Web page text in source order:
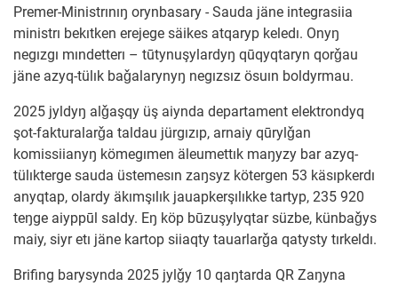
Premer-Ministrınıŋ orynbasary - Sauda jäne integrasiia
ministrı bekıtken erejege säikes atqaryp keledı. Onyŋ
negızgı mındetterı – tūtynuşylardyŋ qūqyqtaryn qorǧau
jäne azyq-tülık baǧalarynyŋ negızsız ösuın boldyrmau.
2025 jyldyŋ alǧaşqy üş aiynda departament elektrondyq
şot-fakturalarǧa taldau jürgızıp, arnaiy qūrylǧan
komissiianyŋ kömegımen äleumettık maŋyzy bar azyq-
tülıkterge sauda üstemesın zaŋsyz kötergen 53 käsıpkerdı
anyqtap, olardy äkımşılık jauapkerşılıkke tartyp, 235 920
teŋge aiyppūl saldy. Eŋ köp būzuşylyqtar süzbe, künbaǧys
maiy, siyr etı jäne kartop siiaqty tauarlarǧa qatysty tırkeldı.
Brifing barysynda 2025 jylǧy 10 qaŋtarda QR Zaŋyna